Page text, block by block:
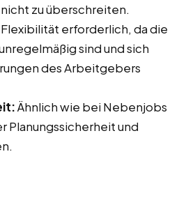
zu überschreiten.
erforderlich, da die
sind und sich
des Arbeitgebers
Ähnlich wie bei Nebenjobs
Planungssicherheit und